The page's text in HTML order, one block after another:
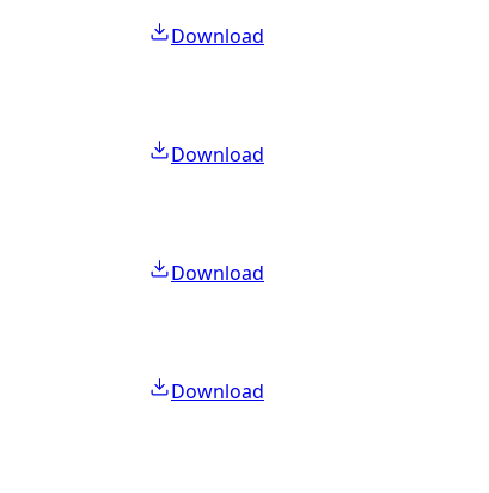
Download
Download
Download
Download